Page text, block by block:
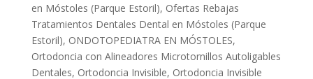
en Móstoles (Parque Estoril), Ofertas Rebajas
Tratamientos Dentales Dental en Móstoles (Parque
Estoril), ONDOTOPEDIATRA EN MÓSTOLES,
Ortodoncia con Alineadores Microtornillos Autoligables
Dentales, Ortodoncia Invisible, Ortodoncia Invisible